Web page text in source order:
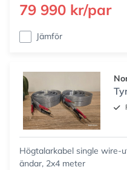
79 990 kr/par
Jämför
Högtalarkabel single wire-
ändar, 2x4 meter